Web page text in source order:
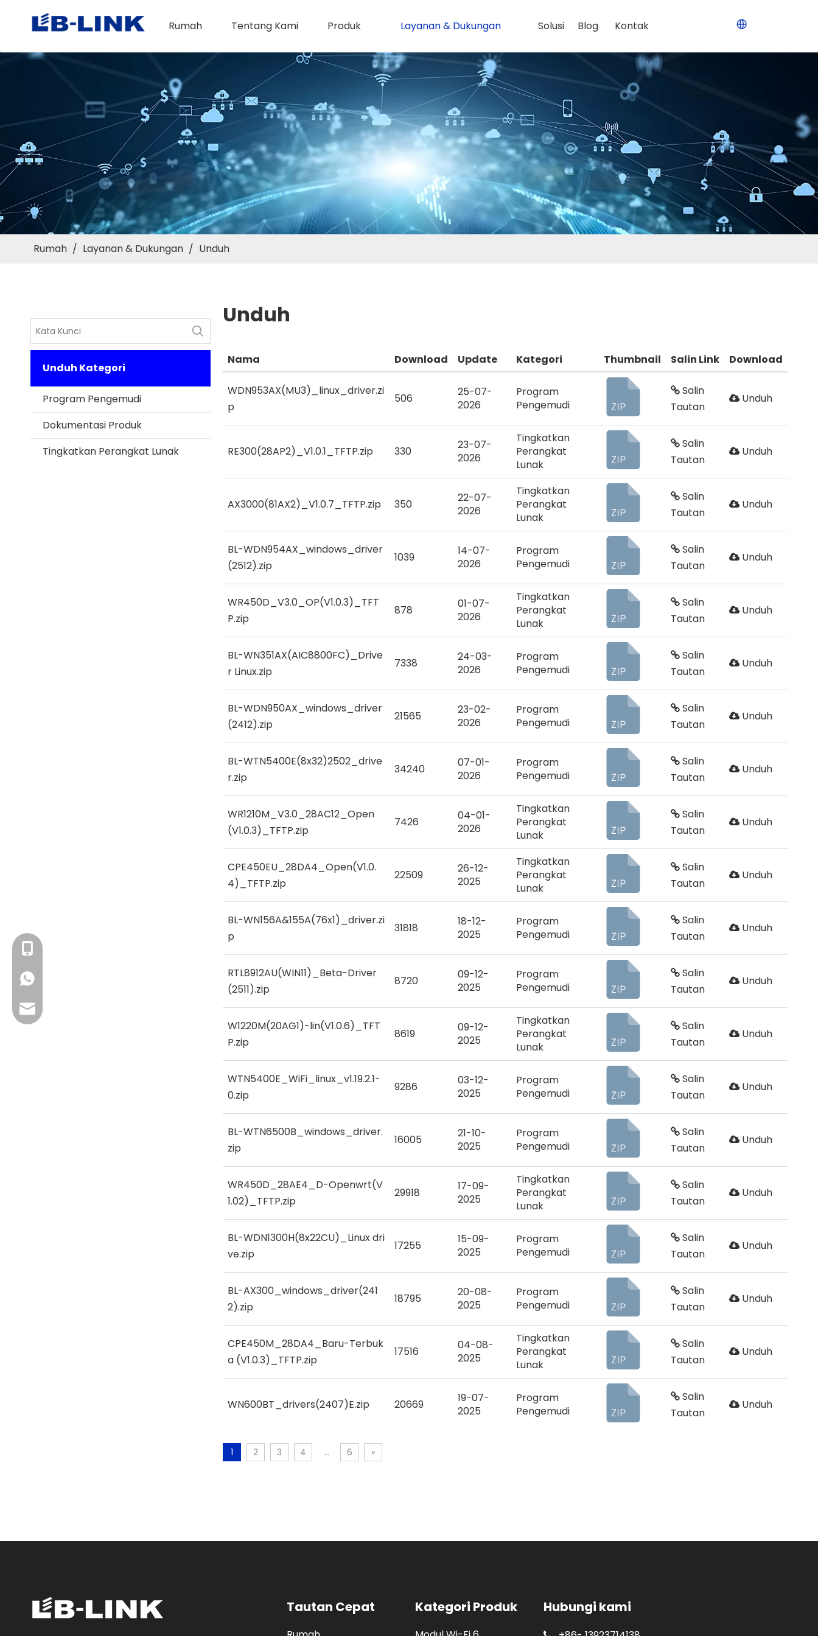
Rumah Tentang Kami Produk Layanan & Dukungan Solusi Blog Kontak
Rumah / Layanan & Dukungan / Unduh
Unduh Kategori
Program Pengemudi
Dokumentasi Produk
Tingkatkan Perangkat Lunak
Unduh
Nama Download Update Kategori Thumbnail Salin Link Download
WDN953AX(MU3)_linux_driver.zi
p
506
25-07-
2026
Program
Pengemudi
Salin
Tautan
Unduh
RE300(28AP2)_V1.0.1_TFTP.zip 330
23-07-
2026
Tingkatkan
Perangkat
Lunak
Salin
Tautan
Unduh
AX3000(81AX2)_V1.0.7_TFTP.zip 350
22-07-
2026
Tingkatkan
Perangkat
Lunak
Salin
Tautan
Unduh
BL-WDN954AX_windows_driver
(2512).zip
1039
14-07-
2026
Program
Pengemudi
Salin
Tautan
Unduh
WR450D_V3.0_OP(V1.0.3)_TFT
P.zip
878
01-07-
2026
Tingkatkan
Perangkat
Lunak
Salin
Tautan
Unduh
BL-WN351AX(AIC8800FC)_Drive
r Linux.zip
7338
24-03-
2026
Program
Pengemudi
Salin
Tautan
Unduh
BL-WDN950AX_windows_driver
(2412).zip
21565
23-02-
2026
Program
Pengemudi
Salin
Tautan
Unduh
BL-WTN5400E(8x32)2502_drive
r.zip
34240
07-01-
2026
Program
Pengemudi
Salin
Tautan
Unduh
WR1210M_V3.0_28AC12_Open
(V1.0.3)_TFTP.zip
7426
04-01-
2026
Tingkatkan
Perangkat
Lunak
Salin
Tautan
Unduh
CPE450EU_28DA4_Open(V1.0.
4)_TFTP.zip
22509
26-12-
2025
Tingkatkan
Perangkat
Lunak
Salin
Tautan
Unduh
BL-WN156A&155A(76x1)_driver.zi
p
31818
18-12-
2025
Program
Pengemudi
Salin
Tautan
Unduh
RTL8912AU(WIN11)_Beta-Driver
(2511).zip
8720
09-12-
2025
Program
Pengemudi
Salin
Tautan
Unduh
W1220M(20AG1)-lin(V1.0.6)_TFT
P.zip
8619
09-12-
2025
Tingkatkan
Perangkat
Lunak
Salin
Tautan
Unduh
WTN5400E_WiFi_linux_v1.19.2.1-
0.zip
9286
03-12-
2025
Program
Pengemudi
Salin
Tautan
Unduh
BL-WTN6500B_windows_driver.
zip
16005
21-10-
2025
Program
Pengemudi
Salin
Tautan
Unduh
WR450D_28AE4_D-Openwrt(V
1.02)_TFTP.zip
29918
17-09-
2025
Tingkatkan
Perangkat
Lunak
Salin
Tautan
Unduh
BL-WDN1300H(8x22CU)_Linux dri
ve.zip
17255
15-09-
2025
Program
Pengemudi
Salin
Tautan
Unduh
BL-AX300_windows_driver(241
2).zip
18795
20-08-
2025
Program
Pengemudi
Salin
Tautan
Unduh
CPE450M_28DA4_Baru-Terbuk
a (V1.0.3)_TFTP.zip
17516
04-08-
2025
Tingkatkan
Perangkat
Lunak
Salin
Tautan
Unduh
WN600BT_drivers(2407)E.zip 20669
19-07-
2025
Program
Pengemudi
Salin
Tautan
Unduh
1 2 3 4 ... 6 »
Tautan Cepat Kategori Produk Hubungi kami